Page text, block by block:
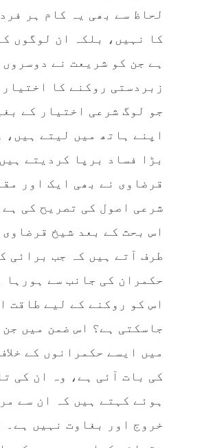
لحاظ سے بھی یہ کام ہر
کا نہیں، بلکہ ان لوگوں
ہے جن کو شریعت نے دوسروں
زبردستی روکنے کا اختیار
جو لوگ شرعی اختیار کے
اپنے ہاتھ میں لیتے ہیں،
بڑا فساد برپا کردیتے
قرضاوی نے بھی ایک اور
شرعی اصول کی تصریح کی
اس بحث کے بعد شیخ
طرف آتے ہیں کہ جب برائی
حکمران کی جانب سے ہورہا
اس کو روکنے کے لیے طاقت
جاسکتی ہے؟ اس ضمن میں
میں ایسے حکمرانوں کے
کی بات آئی ہے، وہ ان کی
ہوئے کہتے ہیں کہ ان سے
خروج اور بغاوت نہیں ہے۔